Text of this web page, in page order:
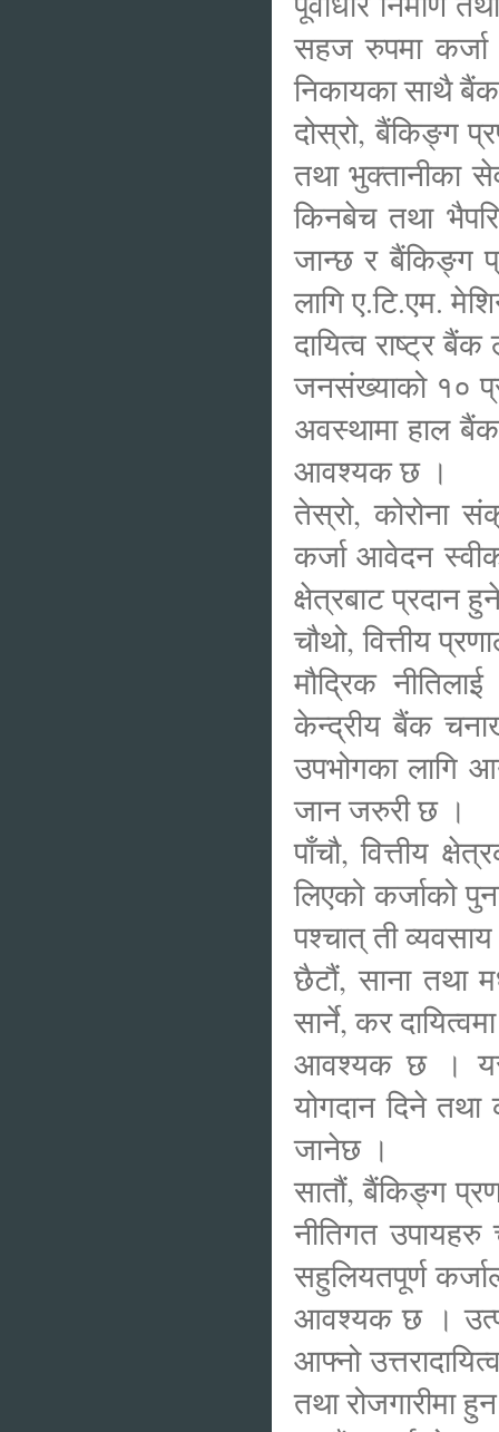
सहज रुपमा
निकायका साथै बैंक
दोस्रो, बैंकिङ्ग
तथा भुक्तानीका
किनबेच तथा
जान्छ र बैंकिङ्ग
लागि ए.टि.एम.
दायित्व राष्ट्र
जनसंख्याको १०
अवस्थामा हाल
आवश्यक छ ।
तेस्रो, कोरोना
कर्जा आवेदन
क्षेत्रबाट प्रदान
चौथो, वित्तीय
मौद्रिक
केन्द्रीय बैंक
उपभोगका लागि
जान जरुरी छ ।
पाँचौ, वित्तीय
लिएको कर्जाको
पश्चात् ती
छैटौं, साना तथा
सार्ने, कर
आवश्यक छ । यसो
योगदान दिने
जानेछ ।
सातौं, बैंकिङ्ग
नीतिगत उपायहरु
सहुलियतपूर्ण
आवश्यक छ ।
आफ्नो
तथा रोजगारीमा